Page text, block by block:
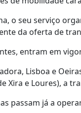
o seu serviço
da oferta de
entram em
Lisboa e
Xira e Loures), a
passam já a